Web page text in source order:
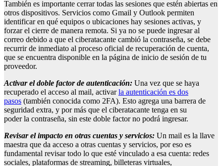
También es importante cerrar todas las sesiones que estén abiertas en
otros dispositivos. Servicios como Gmail y Outlook permiten
identificar en qué equipos o ubicaciones hay sesiones activas, y
forzar el cierre de manera remota. Si ya no se puede ingresar al
correo debido a que el ciberatacante cambió la contraseña, se debe
recurrir de inmediato al proceso oficial de recuperación de cuenta,
que se encuentra disponible en la página de inicio de sesión de tu
proveedor.
Activar el doble factor de autenticación: Una vez que se haya
recuperado el acceso al mail, activarla autenticación es dos
pasos (también conocida como 2FA). Esto agrega una barrera de
seguridad extra, y por más que el ciberatacante tenga en su
poder la contraseña, sin este doble factor no podrá ingresar.
Revisar el impacto en otras cuentas y servicios: Un mail es la llave
maestra que da acceso a otras cuentas y servicios, por eso es
fundamental revisar todo lo que esté vinculado a esa cuenta: redes
sociales, plataformas de streaming, billeteras virtuales,